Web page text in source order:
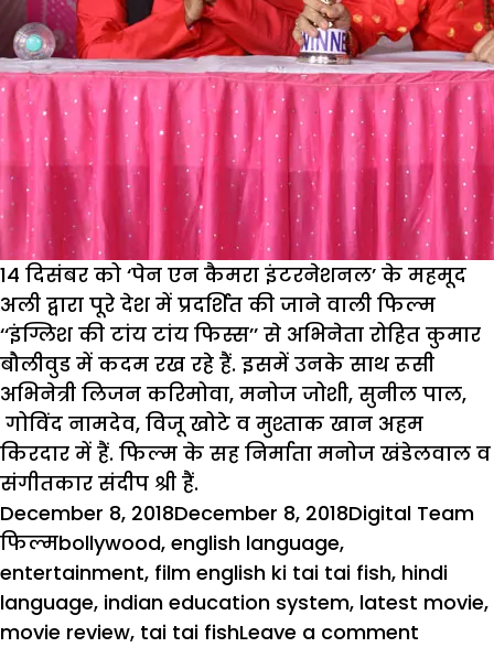
14 दिसंबर को ‘पेन एन कैमरा इंटरनेशनल’ के महमूद
अली द्वारा पूरे देश में प्रदर्शित की जाने वाली फिल्म
‘‘इंग्लिश की टांय टांय फिस्स’’ से अभिनेता रोहित कुमार
बौलीवुड में कदम रख रहे हैं. इसमें उनके साथ रूसी
अभिनेत्री लिजन करिमोवा, मनोज जोशी, सुनील पाल,
गोविंद नामदेव, विजू खोटे व मुश्ताक खान अहम
किरदार में हैं. फिल्म के सह निर्माता मनोज खंडेलवाल व
संगीतकार संदीप श्री हैं.
Posted
on
December 8, 2018December 8, 2018Author
Digital Team
फिल्मTags
bollywood, english language,
entertainment, film english ki tai tai fish, hindi
language, indian education system, latest movie,
movie review, tai tai fishLeave a comment